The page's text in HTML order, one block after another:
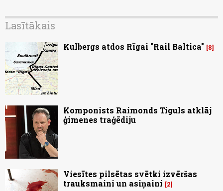
Lasītākais
Kulbergs atdos Rīgai "Rail Baltica" 8
Komponists Raimonds Tiguls atklāj
ģimenes traģēdiju
Viesītes pilsētas svētki izvēršas
trauksmaini un asiņaini
2